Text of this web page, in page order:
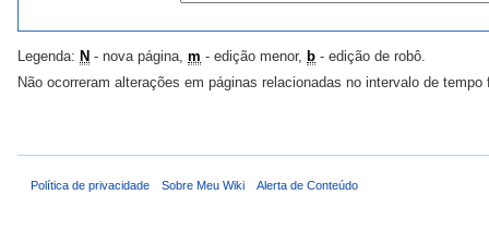
Legenda: N - nova página, m - edição menor, b - edição de robô.
Não ocorreram alterações em páginas relacionadas no intervalo de tempo
Política de privacidade Sobre Meu Wiki Alerta de Conteúdo